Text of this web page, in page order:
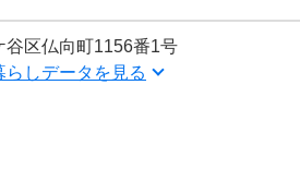
区仏向町1156番1号
しデータを見る